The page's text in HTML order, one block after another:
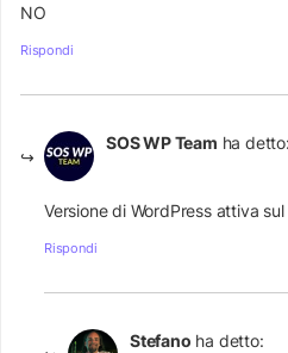
NO
Rispondi
SOS WP Team ha detto:
Versione di WordPress attiva
Rispondi
Stefano ha detto: